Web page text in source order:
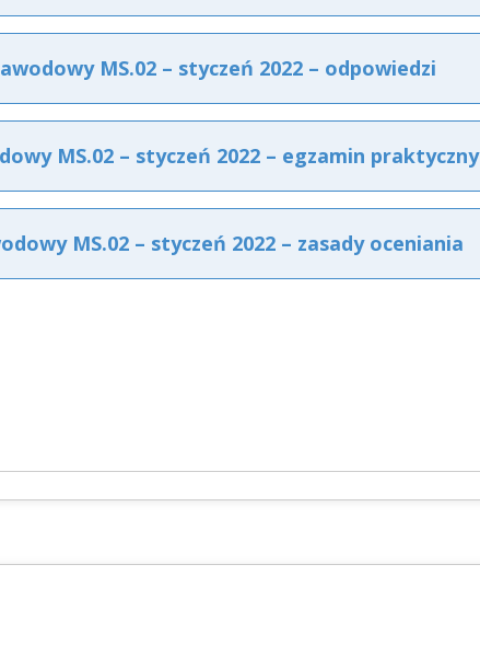
MS.02 – styczeń 2022 – odpowiedzi
MS.02 – styczeń 2022 – egzamin praktyczny
MS.02 – styczeń 2022 – zasady oceniania